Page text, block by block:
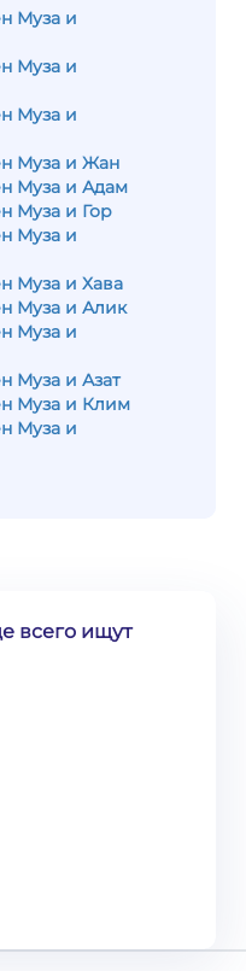
Муза и
Муза и
Муза и
Муза и Жан
Муза и Адам
Муза и Гор
Муза и
Муза и Хава
Муза и Алик
Муза и
Муза и Азат
Муза и Клим
Муза и
всего ищут